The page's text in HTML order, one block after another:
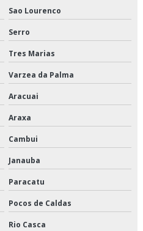
congelados
refrigerados
em sp
Sao Lourenco
Serro
Tres Marias
Varzea da Palma
Aracuai
Araxa
Cambui
Janauba
Paracatu
Pocos de Caldas
Rio Casca